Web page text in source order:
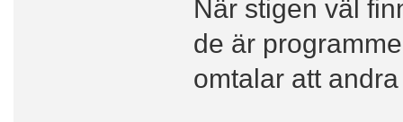
När stigen väl
de är
omtalar att